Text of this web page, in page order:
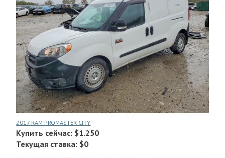
2017 RAM PROMASTER CITY
Купить сейчас: $1.250
Текущая ставка: $0